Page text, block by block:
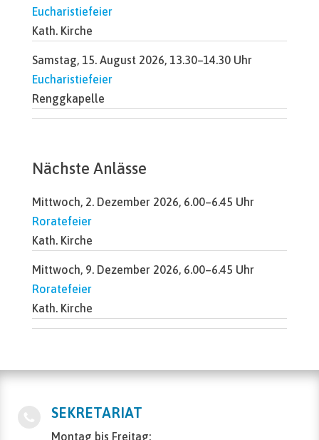
Eucharistiefeier
Kath. Kirche
Samstag, 15. August 2026, 13.30–14.30 Uhr
Eucharistiefeier
Renggkapelle
Nächste Anlässe
Mittwoch, 2. Dezember 2026, 6.00–6.45 Uhr
Roratefeier
Kath. Kirche
Mittwoch, 9. Dezember 2026, 6.00–6.45 Uhr
Roratefeier
Kath. Kirche
SEKRETARIAT
Montag bis Freitag: